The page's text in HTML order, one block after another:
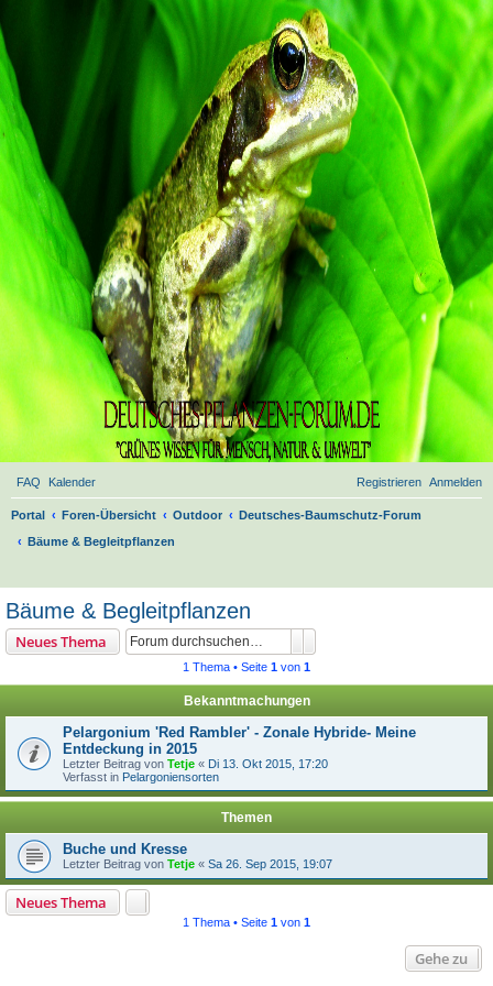
FAQ Kalender Anmelden
Registrieren
Portal Foren-Übersicht Outdoor
Deutsches-Baumschutz-Forum
Bäume & Begleitpflanzen
Bäume & Begleitpflanzen
Neues Thema
1 Thema • Seite 1 von 1
Bekanntmachungen
Pelargonium 'Red Rambler' - Zonale Hybride- Meine
Entdeckung in 2015
Letzter Beitrag von Tetje « Di 13. Okt 2015, 17:20
Verfasst in Pelargoniensorten
Themen
Buche und Kresse
Letzter Beitrag von Tetje « Sa 26. Sep 2015, 19:07
Neues Thema
1 Thema • Seite 1 von 1
Gehe zu